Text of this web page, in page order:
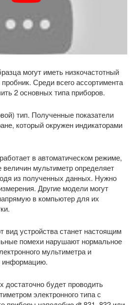
могут иметь низкочастотный
пробник. Среди всего ассортимента
2 основных типа приборов.
тип. Полученные показатели
который окружен индикаторами
в автоматическом режиме,
величин мультиметр определяет
из полученных данных. Нужно
Другие модели могут
в компьютер для их
вид устройства станет настоящим
помехи нарушают нормальное
мультиметра и
информацию.
будет проводить
электронного типа с